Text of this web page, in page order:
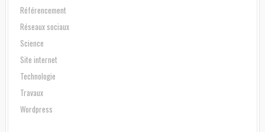
Référencement
Réseaux sociaux
Science
Site internet
Technologie
Travaux
Wordpress